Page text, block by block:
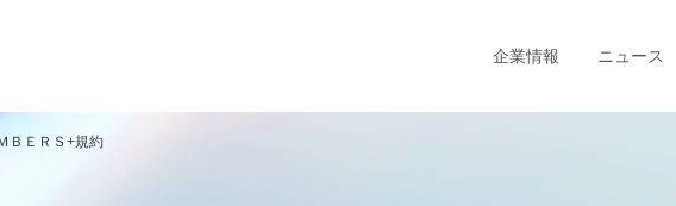
企業情報 ニュース
ＢＥＲＳ+規約